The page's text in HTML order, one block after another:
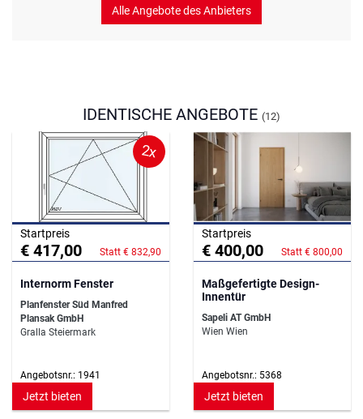
Alle Angebote des Anbieters
IDENTISCHE ANGEBOTE (12)
2x
Startpreis
€ 417,00 Statt € 832,90
Internorm Fenster
Planfenster Süd Manfred
Plansak GmbH
Gralla Steiermark
Angebotsnr.: 1941
Jetzt bieten
Startpreis
€ 400,00 Statt € 800,00
Maßgefertigte Design-
Innentür
Sapeli AT GmbH
Wien Wien
Angebotsnr.: 5368
Jetzt bieten